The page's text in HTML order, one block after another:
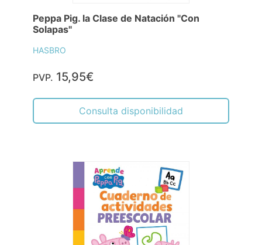
Peppa Pig. la Clase de Natación "Con
Solapas"
HASBRO
PVP. 15,95€
Consulta disponibilidad